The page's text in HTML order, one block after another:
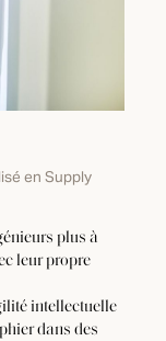
en Supply
plus à
leur propre
intellectuelle
dans des